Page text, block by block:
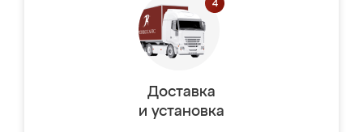
Доставка
и установка